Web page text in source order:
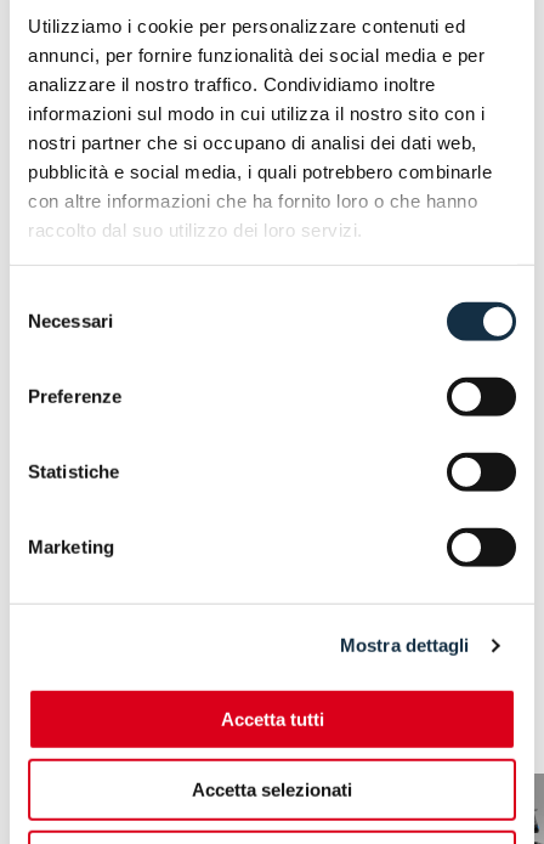
Utilizziamo i cookie per personalizzare contenuti ed
annunci, per fornire funzionalità dei social media e per
analizzare il nostro traffico. Condividiamo inoltre
informazioni sul modo in cui utilizza il nostro sito con i
nostri partner che si occupano di analisi dei dati web,
pubblicità e social media, i quali potrebbero combinarle
con altre informazioni che ha fornito loro o che hanno
raccolto dal suo utilizzo dei loro servizi.
delNecessari
Preferenze
Statistiche
Marketing
Mostra dettagli
Accetta tutti
Accetta selezionati
compressione in vita stabilizza il carico. Quanto ai
materiali, realizzati secondo la normativa REACH,
lo zaino EASY13 è prodotto con Poliestere Ripstop
600D, Poliestere laminato PU e PU riflettente.
L’esterno è trattato, per offrire un’alta resistenza ai
raggi UV (rif. ISO 4892 – 2).
GIVI sarà presente a EICMA 2025, Padiglione 7 _
ARTICOLI CORRELATI